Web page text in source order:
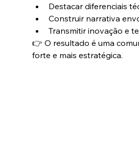
Destacar diferenciais
Construir narrativa
Transmitir inovação e
👉 O resultado é uma
forte e mais estratégica.